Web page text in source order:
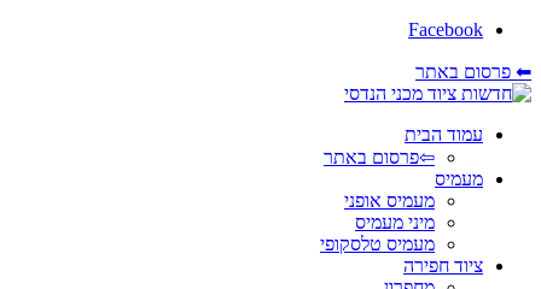
Facebook
⬅ פרסום באתר
עמוד הבית
⇦פרסום באתר
מעמיס
מעמיס אופני
מיני מעמיס
מעמיס טלסקופי
ציוד חפירה